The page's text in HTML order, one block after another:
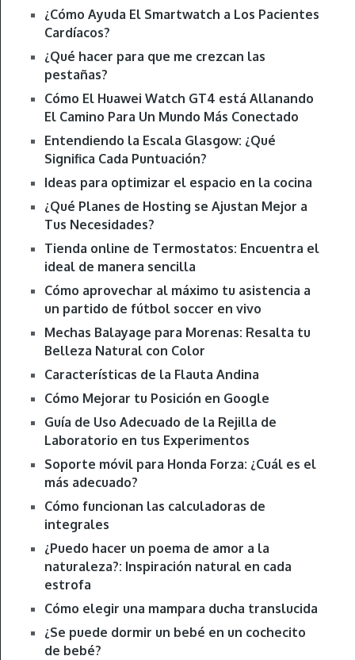
¿Cómo Ayuda El Smartwatch a Los Pacientes
Cardíacos?
¿Qué hacer para que me crezcan las
pestañas?
Cómo El Huawei Watch GT4 está Allanando
El Camino Para Un Mundo Más Conectado
Entendiendo la Escala Glasgow: ¿Qué
Significa Cada Puntuación?
Ideas para optimizar el espacio en la cocina
¿Qué Planes de Hosting se Ajustan Mejor a
Tus Necesidades?
Tienda online de Termostatos: Encuentra el
ideal de manera sencilla
Cómo aprovechar al máximo tu asistencia a
un partido de fútbol soccer en vivo
Mechas Balayage para Morenas: Resalta tu
Belleza Natural con Color
Características de la Flauta Andina
Cómo Mejorar tu Posición en Google
Guía de Uso Adecuado de la Rejilla de
Laboratorio en tus Experimentos
Soporte móvil para Honda Forza: ¿Cuál es el
más adecuado?
Cómo funcionan las calculadoras de
integrales
¿Puedo hacer un poema de amor a la
naturaleza?: Inspiración natural en cada
estrofa
Cómo elegir una mampara ducha translucida
¿Se puede dormir un bebé en un cochecito
de bebé?